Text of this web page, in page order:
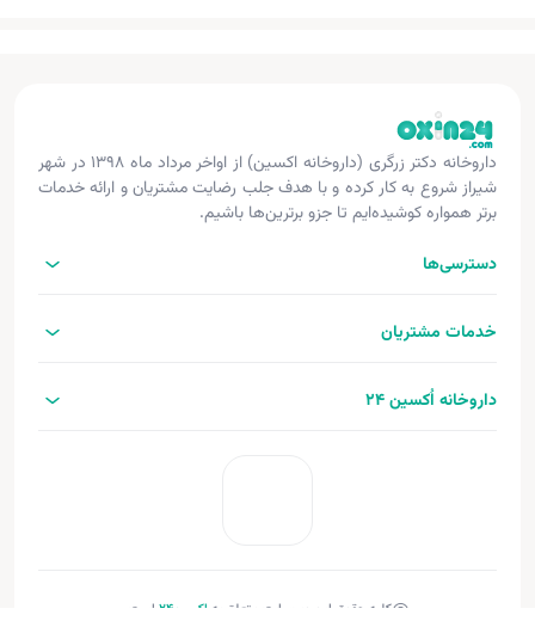
داروخانه دکتر زرگری (داروخانه اکسین) از اواخر مرداد ماه ۱۳۹۸ در شهر
شیراز شروع به کار کرده و با هدف جلب رضایت مشتریان و ارائه خدمات
برتر همواره کوشیده‌ایم تا جزو برترین‌ها باشیم.
دسترسی‌ها
خدمات مشتریان
داروخانه اُکسین 24
کلیه حقوق این وب‌سایت متعلق به اکسین‌24
است.